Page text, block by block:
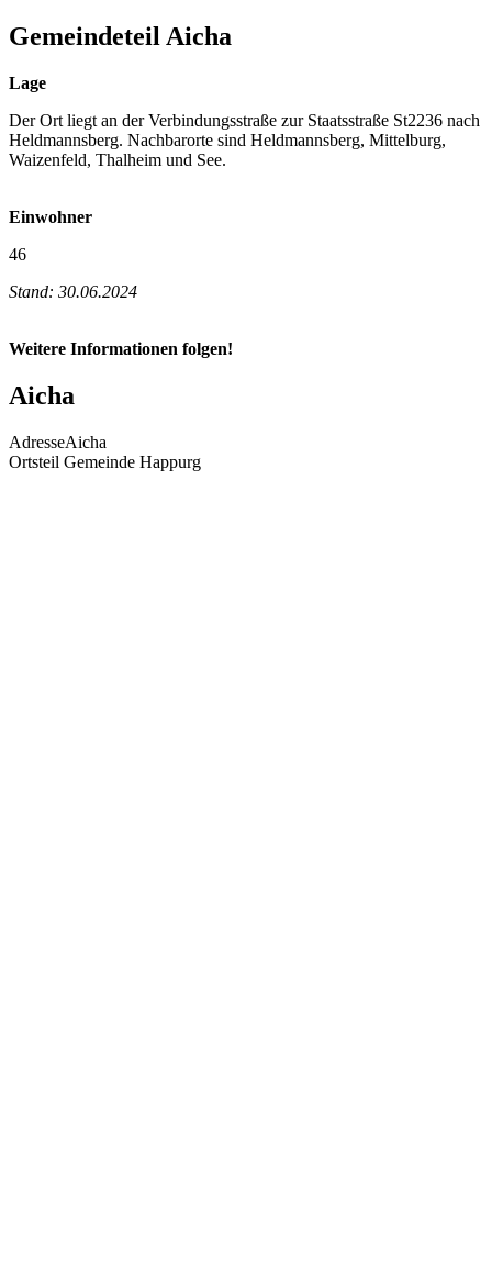
Gemeindeteil Aicha
Lage
Der Ort liegt an der Verbindungsstraße zur Staatsstraße St2236 nach
Heldmannsberg. Nachbarorte sind Heldmannsberg, Mittelburg,
Waizenfeld, Thalheim und See.
Einwohner
46
Stand: 30.06.2024
Weitere Informationen folgen!
Aicha
AdresseAicha
Ortsteil Gemeinde Happurg